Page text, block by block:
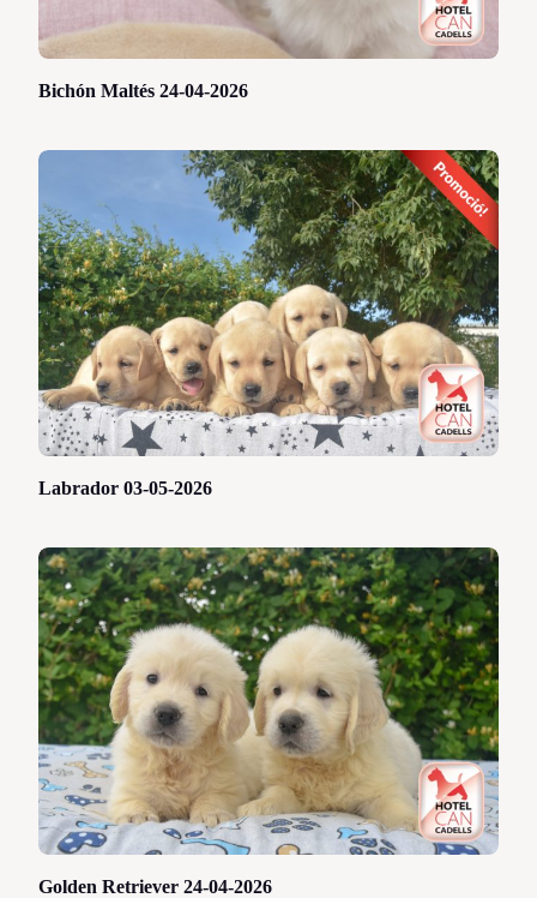
Bichón Maltés 24-04-2026
Labrador 03-05-2026
Golden Retriever 24-04-2026